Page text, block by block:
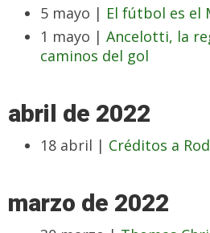
5 mayo | El fútbol es el
1 mayo | Ancelotti, la
caminos del gol
abril de 2022
18 abril | Créditos a
marzo de 2022